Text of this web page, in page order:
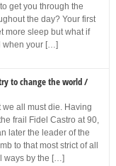
get you through the
the day? Your first
more sleep but what if
when your […]
to change the world /
all must die. Having
frail Fidel Castro at 90,
later the leader of the
to that most strict of all
ways by the […]